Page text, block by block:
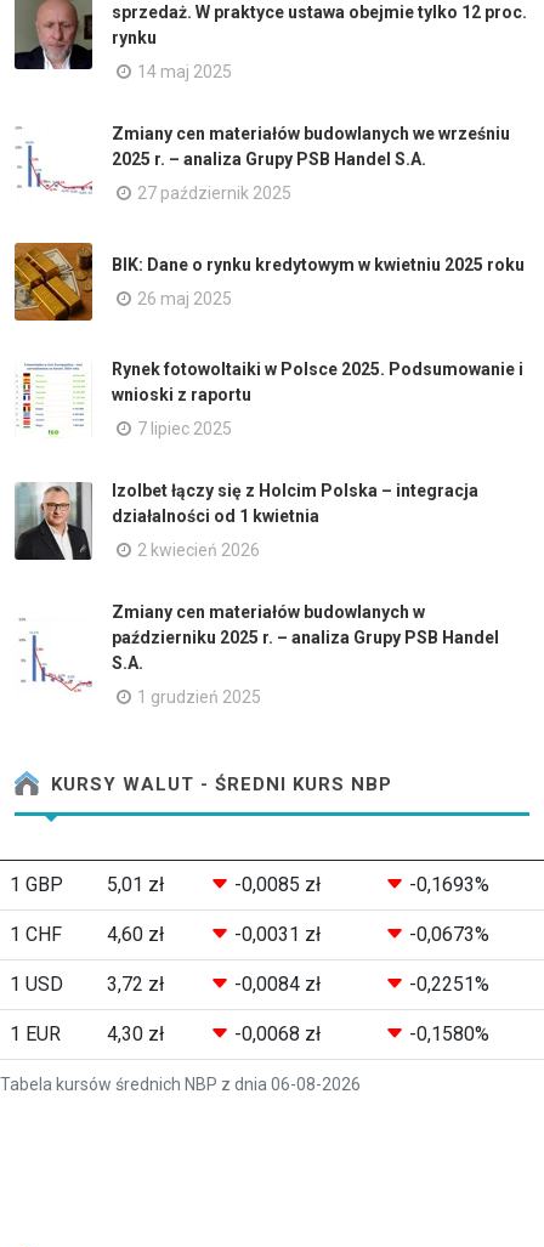
sprzedaż. W praktyce ustawa obejmie tylko 12 proc.
rynku
14 maj 2025
Zmiany cen materiałów budowlanych we wrześniu
2025 r. – analiza Grupy PSB Handel S.A.
27 październik 2025
BIK: Dane o rynku kredytowym w kwietniu 2025 roku
26 maj 2025
Rynek fotowoltaiki w Polsce 2025. Podsumowanie i
wnioski z raportu
7 lipiec 2025
Izolbet łączy się z Holcim Polska – integracja
działalności od 1 kwietnia
2 kwiecień 2026
Zmiany cen materiałów budowlanych w
październiku 2025 r. – analiza Grupy PSB Handel
S.A.
1 grudzień 2025
KURSY WALUT - ŚREDNI KURS NBP
Tabela kursów średnich NBP z dnia 06-08-2026
1 GBP 5,01 zł -0,0085 zł -0,1693%
1 CHF 4,60 zł -0,0031 zł -0,0673%
1 USD 3,72 zł -0,0084 zł -0,2251%
1 EUR 4,30 zł -0,0068 zł -0,1580%